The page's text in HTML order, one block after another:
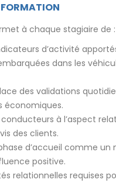
à chaque stagiaire de :
d’activité
dans les
des validations
économiques.
conducteurs à l’aspect
des clients.
d’accueil comme
positive.
relationnelles requises